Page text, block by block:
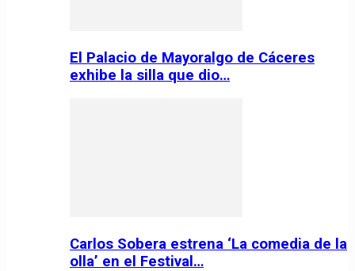
El Palacio de Mayoralgo de Cáceres
exhibe la silla que dio…
Carlos Sobera estrena ‘La comedia de la
olla’ en el Festival…